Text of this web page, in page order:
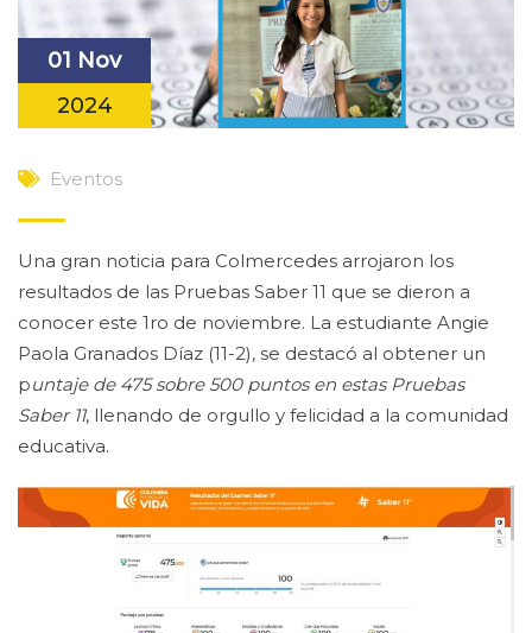
01 Nov
2024
Eventos
Una gran noticia para Colmercedes arrojaron los
resultados de las Pruebas Saber 11 que se dieron a
conocer este 1ro de noviembre. La estudiante Angie
Paola Granados Díaz (11-2), se destacó al obtener un
puntaje de 475 sobre 500 puntos en estas Pruebas
Saber 11, llenando de orgullo y felicidad a la comunidad
educativa.